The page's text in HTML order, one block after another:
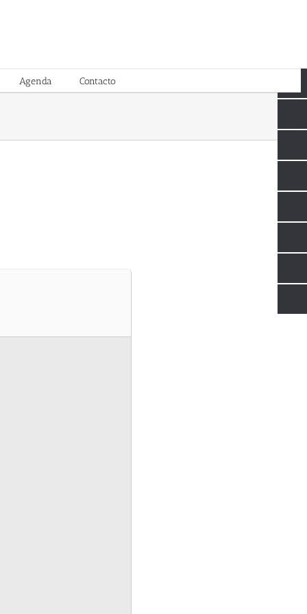
Agenda Contacto